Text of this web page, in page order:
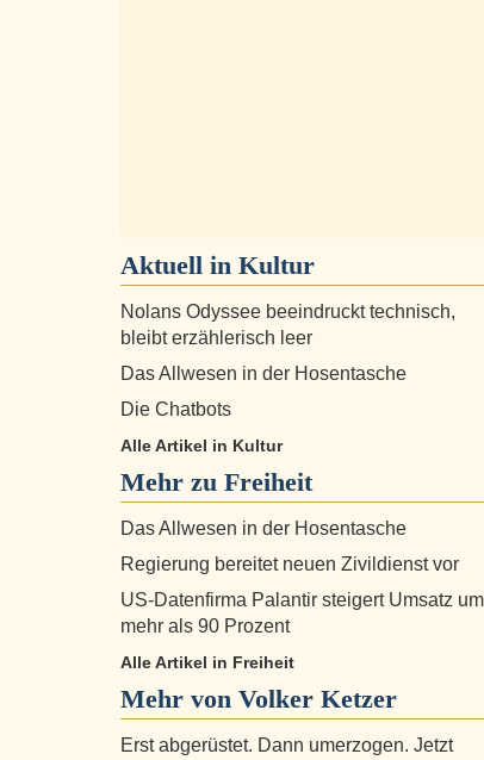
Aktuell in Kultur
Nolans Odyssee beeindruckt technisch,
bleibt erzählerisch leer
Das Allwesen in der Hosentasche
Die Chatbots
Alle Artikel in Kultur
Mehr zu Freiheit
Das Allwesen in der Hosentasche
Regierung bereitet neuen Zivildienst vor
US-Datenfirma Palantir steigert Umsatz um
mehr als 90 Prozent
Alle Artikel in Freiheit
Mehr von Volker Ketzer
Erst abgerüstet. Dann umerzogen. Jetzt